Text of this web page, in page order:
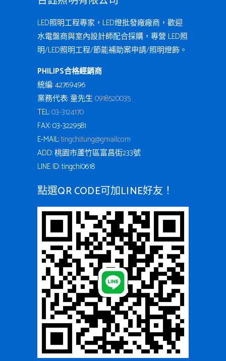
LED照明工程專家，LED燈批發廠廠商，歡迎
水電盤商與室內設計師配合採購，專營 LED照
明/LED照明工程/節能補助案申請/照明燈飾。
PHILIPS合格經銷商
統編: 42769496
業務代表: 童先生0918520035
TEL:03-3124170
FAX: 03-3229581
E-MAIL:tingchi.tung@gmail.com
ADD: 桃園市蘆竹區富昌街233號
LINE ID: tingchi0618
點選QR CODE可加LINE好友！